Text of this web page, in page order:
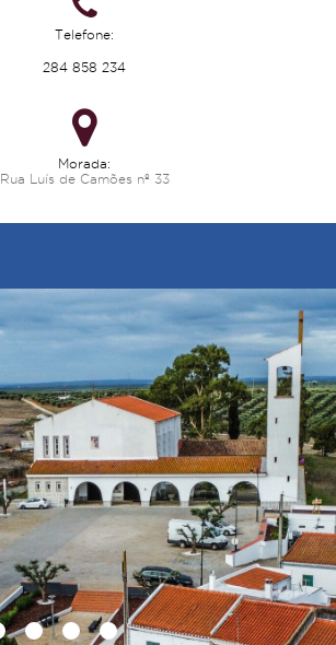
Telefone:
284 858 234
Morada:
Rua Luís de Camões nº 33